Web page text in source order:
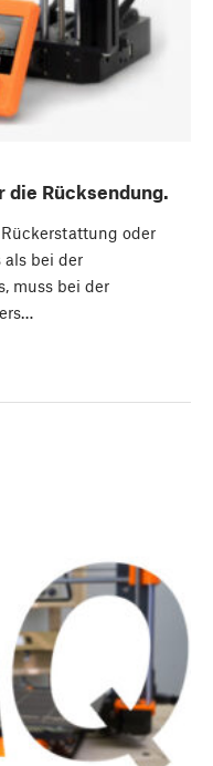
die Rücksendung.
oder
als bei der
muss bei der